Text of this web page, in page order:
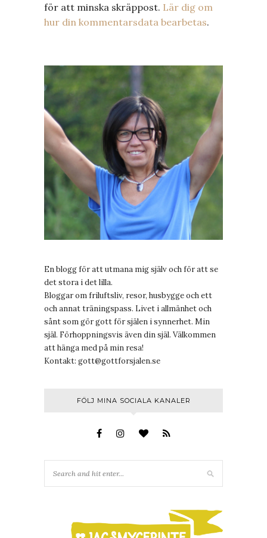
för att minska skräppost. Lär dig om
hur din kommentarsdata bearbetas.
En blogg för att utmana mig själv och för att se
det stora i det lilla.
Bloggar om friluftsliv, resor, husbygge och ett
och annat träningspass. Livet i allmänhet och
sånt som gör gott för själen i synnerhet. Min
själ. Förhoppningsvis även din själ. Välkommen
att hänga med på min resa!
Kontakt: gott@gottforsjalen.se
FÖLJ MINA SOCIALA KANALER